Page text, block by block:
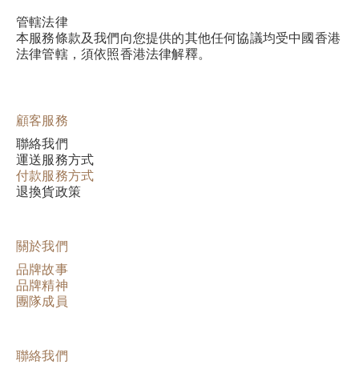
管轄法律
本服務條款及我們向您提供的其他任何協議均受中國香港
法律管轄，須依照香港法律解釋。
顧客服務
聯絡我們
運送服務方式
付款服務方式
退換貨政策
關於我們
品牌故事
品牌精神
團隊成員
聯絡我們